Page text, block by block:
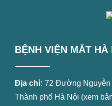
BỆNH VIỆN MẮT HÀ
Địa chỉ: 72 Đường Nguyễn
Thành phố Hà Nội (xem